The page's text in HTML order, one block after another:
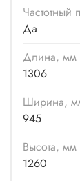
Частотный
Да
Длина, мм
1306
Ширина,
945
Высота, мм
1260